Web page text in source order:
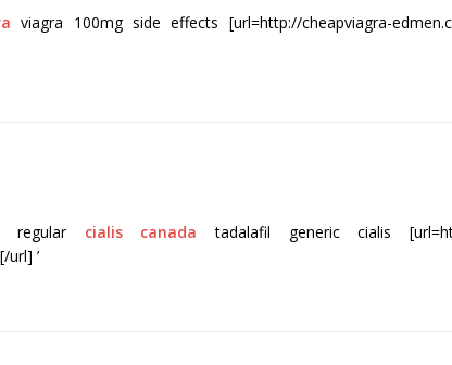
viagra 100mg side effects [url=http://cheapviagra-
regular cialis canada tadalafil generic cialis
url] ’